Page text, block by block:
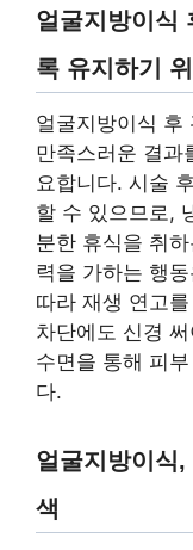
얼굴지방이식
록 유지하기
얼굴지방이식 후
만족스러운 결과
요합니다. 시술
할 수 있으므로,
분한 휴식을 취
력을 가하는 행
따라 재생 연고
차단에도 신경
수면을 통해 피
다.
얼굴지방이식
색